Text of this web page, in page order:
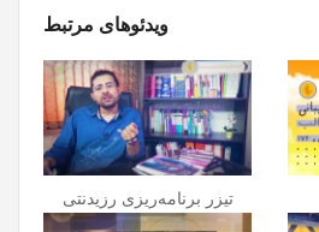
ویدئوهای مرتبط
تیزر برنامه‌ریزی رزیدنتی